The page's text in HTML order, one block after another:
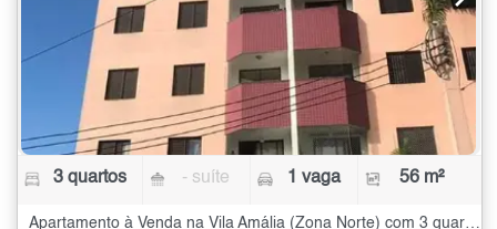
3 quartos - suíte 1 vaga 56 m²